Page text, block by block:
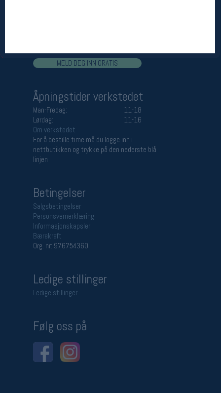
Medlemstilbud og aktiviteter
MELD DEG INN GRATIS
Åpningstider verkstedet
Man-Fredag:
11-18
Lørdag:
11-16
Om verkstedet
For å bestille time må du logge inn i
nettbutikken og trykke på den nederste blå
linjen
Betingelser
Salgsbetingelser
Personsvernerklæring
Informasjonskapsler
Bærekraft
Org. nr: 976754360
Ledige stillinger
Ledige stillinger
Følg oss på